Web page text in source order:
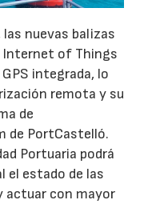
nuevas balizas
Internet of Things
integrada, lo
remota y su
de
de PortCastelló.
Portuaria podrá
el estado de las
actuar con mayor